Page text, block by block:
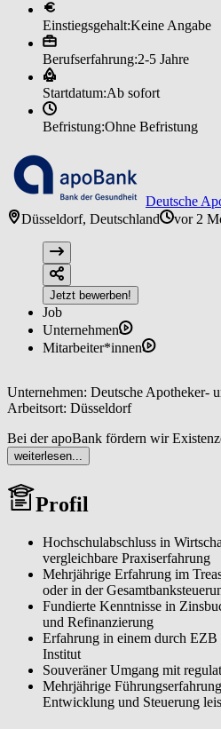
Einstiegsgehalt:Keine Angabe
Berufserfahrung:2-5 Jahre
Startdatum:Ab sofort
Befristung:Ohne Befristung
Deutsche
Düsseldorf, Deutschland
vor 2
Jetzt bewerben!
Job
Unternehmen
Mitarbeiter*innen
Unternehmen: Deutsche Apotheker-
Arbeitsort: Düsseldorf
Bei der apoBank fördern wir
zukunftsweisende Projekte und sind
Partner für den deutschen
Bank für alle akademischen
Deutschland.
hochdynamischen Marktes und finde
für unsere besonderen Kundinnen
Steige bei der apoBank ein und
beruflich weiter.
weiterlesen...
Profil
Hochschulabschluss in
vergleichbare Praxiserfahrung
Mehrjährige Erfahrung im
oder in der
Fundierte Kenntnisse in
und Refinanzierung
Erfahrung in einem durch
Institut
Souveräner Umgang mit
Mehrjährige
Entwicklung und Steuerung